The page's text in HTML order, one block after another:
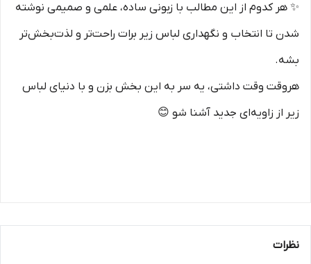
✨ هر کدوم از این مطالب با زبونی ساده، علمی و صمیمی نوشته
شدن تا انتخاب و نگهداری لباس زیر برات راحت‌تر و لذت‌بخش‌تر
بشه.
هروقت وقت داشتی، یه سر به این بخش بزن و با دنیای لباس
زیر از زاویه‌ای جدید آشنا شو 😊
نظرات